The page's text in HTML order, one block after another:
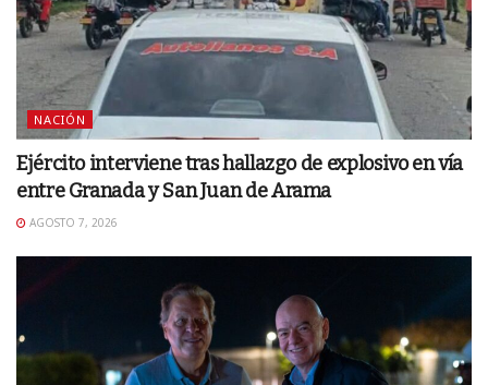
NACIÓN
Ejército interviene tras hallazgo de explosivo en vía
entre Granada y San Juan de Arama
AGOSTO 7, 2026